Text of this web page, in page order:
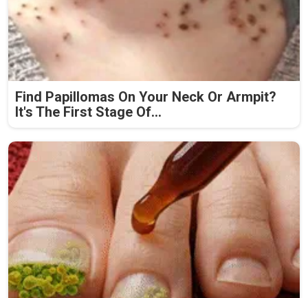
Find Papillomas On Your Neck Or Armpit?
It's The First Stage Of...